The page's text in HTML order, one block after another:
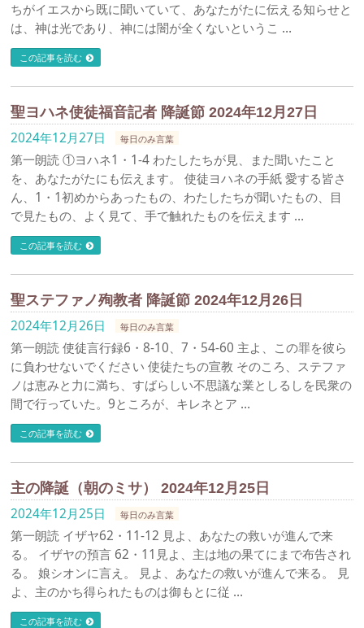
ちがイエスから既に聞いていて、あなたがたに伝える知らせと
は、神は光であり、神には闇が全くないというこ …
この記事を読む
聖ヨハネ使徒福音記者 降誕節 2024年12月27日
2024年12月27日 毎日のみ言葉
第一朗読 ①ヨハネ1・1-4 わたしたちが見、また聞いたこと
を、あなたがたにも伝えます。 使徒ヨハネの手紙 愛する皆さ
ん、1・1初めからあったもの、わたしたちが聞いたもの、目
で見たもの、よく見て、手で触れたものを伝えます …
この記事を読む
聖ステファノ殉教者 降誕節 2024年12月26日
2024年12月26日 毎日のみ言葉
第一朗読 使徒言行録6・8-10、7・54-60 主よ、この罪を彼ら
に負わせないでください 使徒たちの宣教 そのころ、ステファ
ノは恵みと力に満ち、すばらしい不思議な業としるしを民衆の
間で行っていた。9ところが、キレネとア …
この記事を読む
主の降誕（朝のミサ） 2024年12月25日
2024年12月25日 毎日のみ言葉
第一朗読 イザヤ62・11-12 見よ、あなたの救いが進んで来
る。 イザヤの預言 62・11見よ、主は地の果てにまで布告され
る。 娘シオンに言え。 見よ、あなたの救いが進んで来る。 見
よ、主のかち得られたものは御もとに従 …
この記事を読む